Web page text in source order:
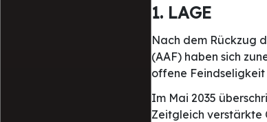
1. LAGE
Nach dem Rückzug
(AAF) haben sich
offene
Im Mai 2035
Zeitgleich verstärkte